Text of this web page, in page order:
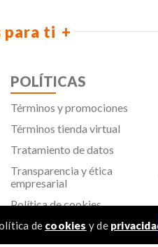
de cookies y de
para ti
POLÍTICAS
Términos y promociones
Términos tienda virtual
Tratamiento de datos
Transparencia y ética
empresarial
Política de cookies
Aviso de privacidad